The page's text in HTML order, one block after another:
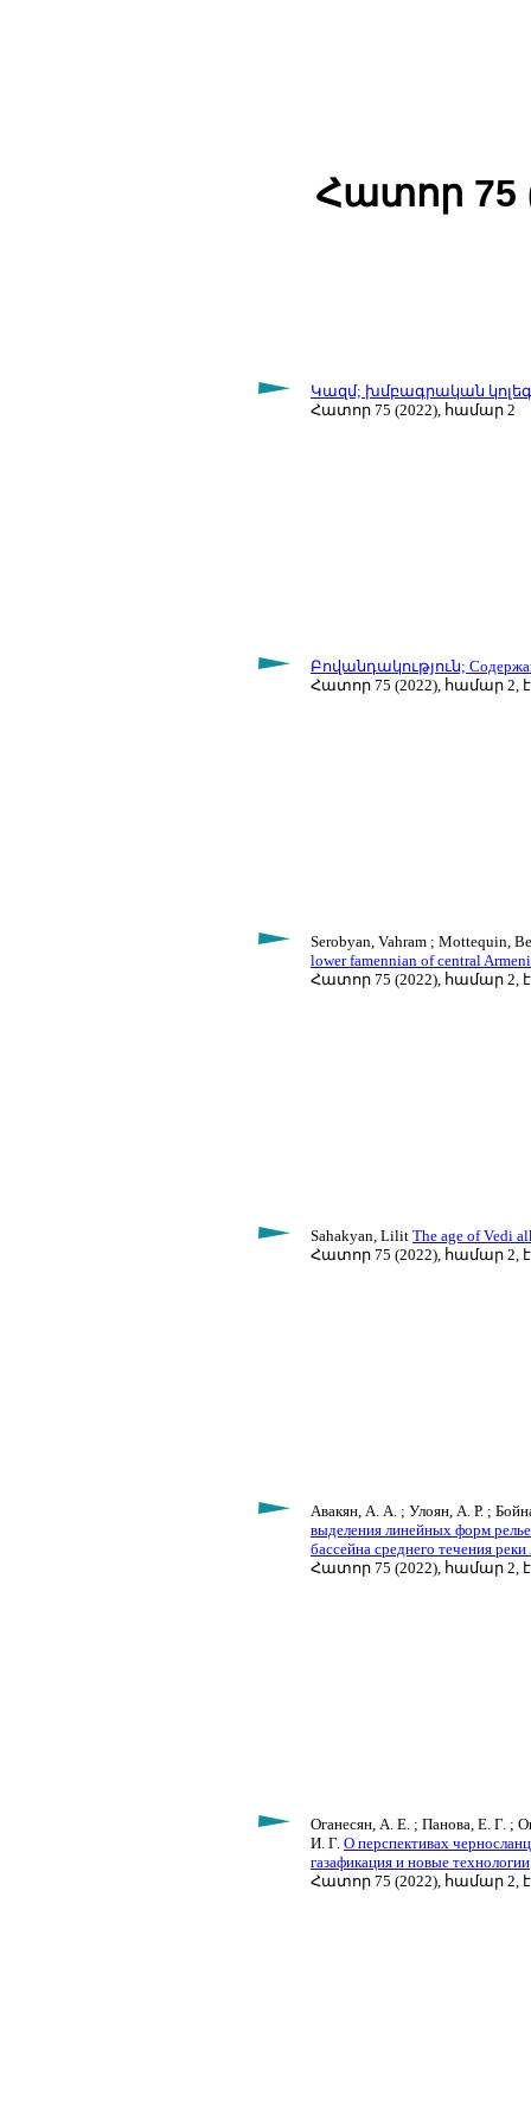
Հատոր 75
Կազմ; խմբագրական
Հատոր 75 (2022), համար 2
Բովանդակություն;
Հատոր 75 (2022), համար 2,
Serobyan, Vahram ; Mottequin,
lower famennian of central
Հատոր 75 (2022), համար 2,
Sahakyan, Lilit The age of Vedi
Հատոր 75 (2022), համար 2,
Авакян, А. А. ; Улоян, А. Р. ;
выделения линейных форм
бассейна среднего течения
Հատոր 75 (2022), համար 2,
Оганесян, А. Е. ; Панова, Е. Г. ;
И. Г. О перспективах
газафикация и новые технологии
Հատոր 75 (2022), համար 2,